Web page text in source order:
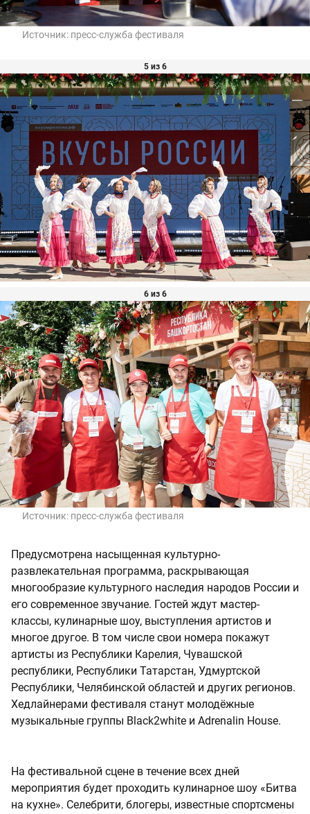
Источник: пресс-служба фестиваля
5 из 6
6 из 6
Источник: пресс-служба фестиваля
Предусмотрена насыщенная культурно-
развлекательная программа, раскрывающая
многообразие культурного наследия народов России и
его современное звучание. Гостей ждут мастер-
классы, кулинарные шоу, выступления артистов и
многое другое. В том числе свои номера покажут
артисты из Республики Карелия, Чувашской
республики, Республики Татарстан, Удмуртской
Республики, Челябинской областей и других регионов.
Хедлайнерами фестиваля станут молодёжные
музыкальные группы Black2white и Adrenalin House.
На фестивальной сцене в течение всех дней
мероприятия будет проходить кулинарное шоу «Битва
на кухне». Селебрити, блогеры, известные спортсмены